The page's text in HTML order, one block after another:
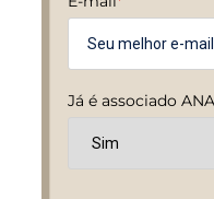
Já é associado